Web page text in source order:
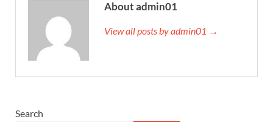
About admin01
View all posts by admin01 →
Search